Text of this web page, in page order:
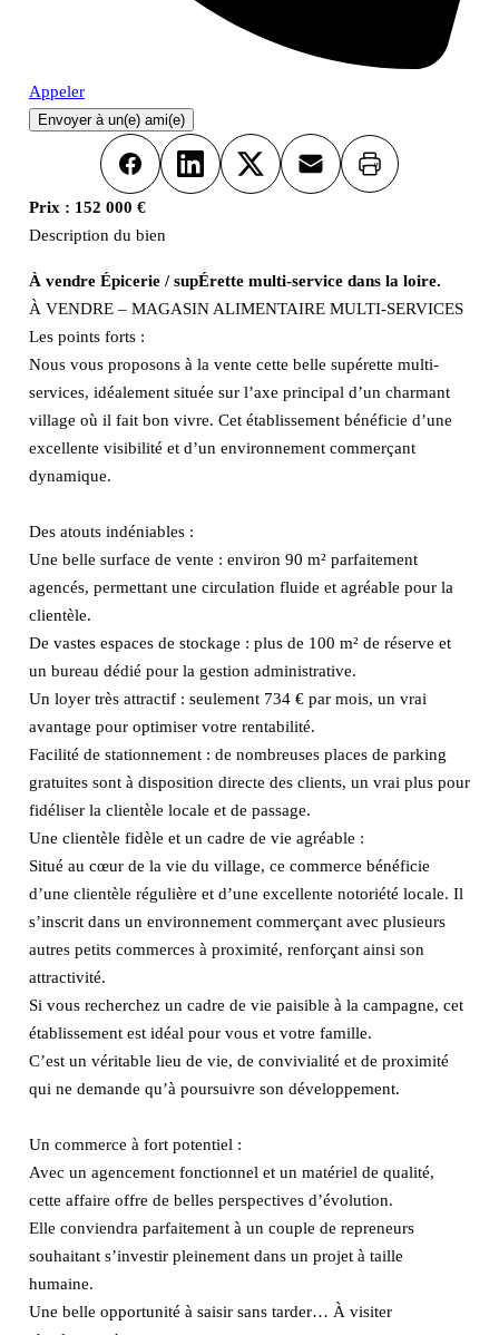
Appeler
Envoyer à un(e) ami(e)
FacebookLinkedInX Email Imprimer
Prix : 152 000 €
Description du bien
À vendre Épicerie / supÉrette multi-service dans la loire.
À VENDRE – MAGASIN ALIMENTAIRE MULTI-SERVICES
Les points forts :
Nous vous proposons à la vente cette belle supérette multi-
services, idéalement située sur l’axe principal d’un charmant
village où il fait bon vivre. Cet établissement bénéficie d’une
excellente visibilité et d’un environnement commerçant
dynamique.
Des atouts indéniables :
Une belle surface de vente : environ 90 m² parfaitement
agencés, permettant une circulation fluide et agréable pour la
clientèle.
De vastes espaces de stockage : plus de 100 m² de réserve et
un bureau dédié pour la gestion administrative.
Un loyer très attractif : seulement 734 € par mois, un vrai
avantage pour optimiser votre rentabilité.
Facilité de stationnement : de nombreuses places de parking
gratuites sont à disposition directe des clients, un vrai plus pour
fidéliser la clientèle locale et de passage.
Une clientèle fidèle et un cadre de vie agréable :
Situé au cœur de la vie du village, ce commerce bénéficie
d’une clientèle régulière et d’une excellente notoriété locale. Il
s’inscrit dans un environnement commerçant avec plusieurs
autres petits commerces à proximité, renforçant ainsi son
attractivité.
Si vous recherchez un cadre de vie paisible à la campagne, cet
établissement est idéal pour vous et votre famille.
C’est un véritable lieu de vie, de convivialité et de proximité
qui ne demande qu’à poursuivre son développement.
Un commerce à fort potentiel :
Avec un agencement fonctionnel et un matériel de qualité,
cette affaire offre de belles perspectives d’évolution.
Elle conviendra parfaitement à un couple de repreneurs
souhaitant s’investir pleinement dans un projet à taille
humaine.
Une belle opportunité à saisir sans tarder… À visiter